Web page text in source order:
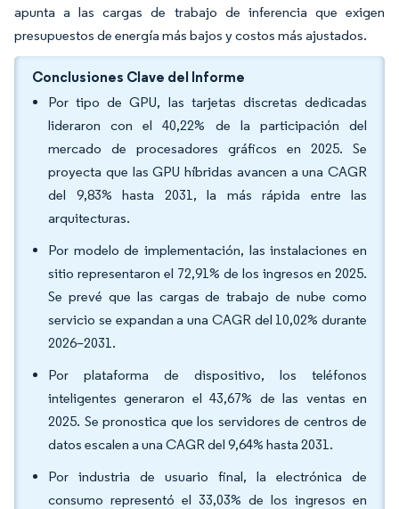
apunta a las cargas de trabajo de inferencia que exigen
presupuestos de energía más bajos y costos más ajustados.
Conclusiones Clave del Informe
Por tipo de GPU, las tarjetas discretas dedicadas
lideraron con el 40,22% de la participación del
mercado de procesadores gráficos en 2025. Se
proyecta que las GPU híbridas avancen a una CAGR
del 9,83% hasta 2031, la más rápida entre las
arquitecturas.
Por modelo de implementación, las instalaciones en
sitio representaron el 72,91% de los ingresos en 2025.
Se prevé que las cargas de trabajo de nube como
servicio se expandan a una CAGR del 10,02% durante
2026–2031.
Por plataforma de dispositivo, los teléfonos
inteligentes generaron el 43,67% de las ventas en
2025. Se pronostica que los servidores de centros de
datos escalen a una CAGR del 9,64% hasta 2031.
Por industria de usuario final, la electrónica de
consumo representó el 33,03% de los ingresos en